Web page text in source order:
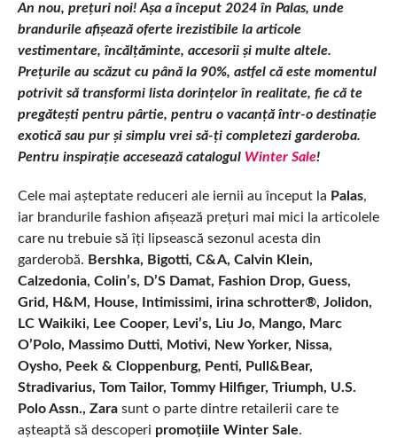
An nou, prețuri noi! Așa a început 2024 în Palas, unde
brandurile afișează oferte irezistibile la articole
vestimentare, încălțăminte, accesorii și multe altele.
Prețurile au scăzut cu până la 90%, astfel că este momentul
potrivit să transformi lista dorințelor în realitate, fie că te
pregătești pentru pârtie, pentru o vacanță într-o destinație
exotică sau pur și simplu vrei să-ți completezi garderoba.
Pentru inspirație accesează catalogul Winter Sale!
Cele mai așteptate reduceri ale iernii au început la Palas,
iar brandurile fashion afișează prețuri mai mici la articolele
care nu trebuie să îți lipsească sezonul acesta din
garderobă. Bershka, Bigotti, C&A, Calvin Klein,
Calzedonia, Colin’s, D’S Damat, Fashion Drop, Guess,
Grid, H&M, House, Intimissimi, irina schrotter®, Jolidon,
LC Waikiki, Lee Cooper, Levi’s, Liu Jo, Mango, Marc
O’Polo, Massimo Dutti, Motivi, New Yorker, Nissa,
Oysho, Peek & Cloppenburg, Penti, Pull&Bear,
Stradivarius, Tom Tailor, Tommy Hilfiger, Triumph, U.S.
Polo Assn., Zara sunt o parte dintre retailerii care te
așteaptă să descoperi promoțiile Winter Sale.